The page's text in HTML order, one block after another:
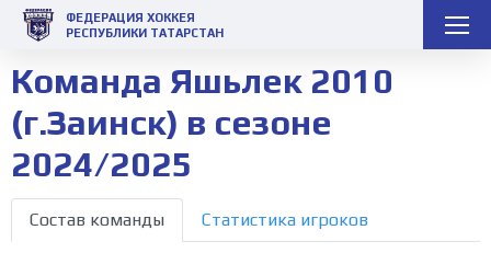
ФЕДЕРАЦИЯ ХОККЕЯ
РЕСПУБЛИКИ ТАТАРСТАН
Команда Яшьлек 2010
(г.Заинск) в сезоне
2024/2025
Состав команды Статистика игроков